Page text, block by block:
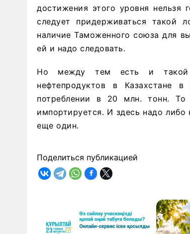
достижения этого уровня нельзя
следует придерживаться такой
наличие Таможенного союза для
ей и надо следовать.
Но между тем есть и такой
нефтепродуктов в Казахстане
потреблении в 20 млн. тонн. То
импортируется. И здесь надо
еще один.
Поделиться публикацией